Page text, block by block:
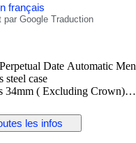
français
par Google Traduction
Date Automatic
steel case
34mm ( Excluding Crown)
automatic winding
crown
les infos